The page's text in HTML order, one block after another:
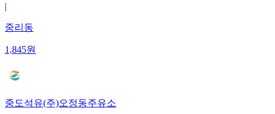
|
중리동
1,845원
중도석유(주)오정동주유소